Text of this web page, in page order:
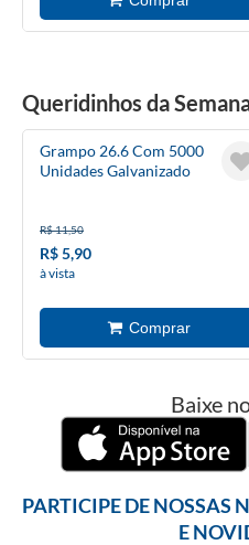
Queridinhos da
Grampo 26.6 Com 5000
Unidades Galvanizado
R$ 11,50
R$ 5,90
à vista
Baixe
PARTICIPE DE NOSSAS
E